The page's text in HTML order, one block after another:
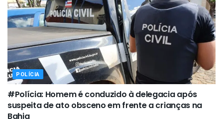
POLÍCIA
#Polícia: Homem é conduzido à delegacia após
suspeita de ato obsceno em frente a crianças na
Bahia